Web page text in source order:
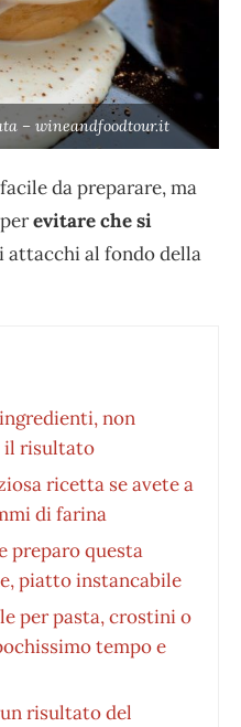
– wineandfoodtour.it
da preparare, ma
evitare che si
attacchi al fondo della
non
il risultato
ricetta se avete a
di farina
preparo questa
piatto instancabile
per pasta, crostini o
tempo e
risultato del